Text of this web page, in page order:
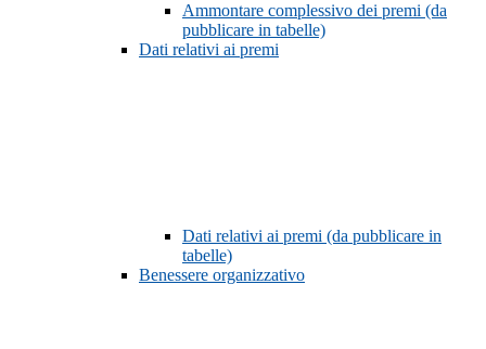
Ammontare complessivo dei premi (da
pubblicare in tabelle)
Dati relativi ai premi
Dati relativi ai premi (da pubblicare in
tabelle)
Benessere organizzativo